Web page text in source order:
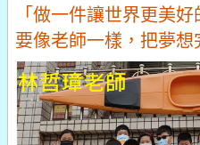
「做一件讓世界更美
要像老師一樣，把夢想